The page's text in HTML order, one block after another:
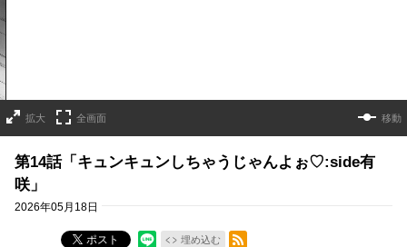
拡大 全画面 移動
第14話「キュンキュンしちゃうじゃんよぉ♡:side有
咲」
2026年05月18日
ポスト 埋め込む
RSSフィード